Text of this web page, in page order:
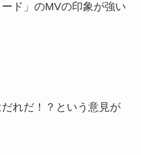
ド」のMVの印象が強い
れだ！？という意見が